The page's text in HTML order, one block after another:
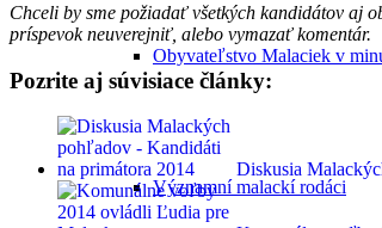
Obyvateľstvo Malaciek v
Významní malackí rodáci
Chceli by sme požiadať všetkých kandidátov aj
príspevok neuverejniť, alebo vymazať komentár.
Pozrite aj súvisiace články:
Diskusia